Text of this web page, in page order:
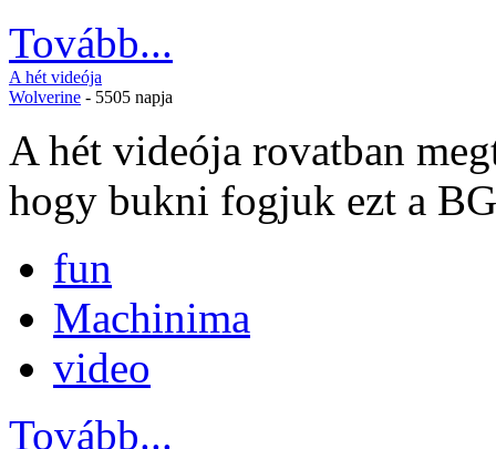
Tovább...
A hét videója
Wolverine - 5505 napja
A hét videója rovatban
hogy bukni fogjuk ezt a
fun
Machinima
video
Tovább...